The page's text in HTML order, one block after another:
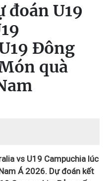
đoán U19
Đông
quà
vs U19 Campuchia lúc
Á 2026. Dự đoán kết